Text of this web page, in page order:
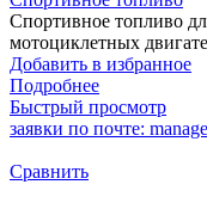
Спортивное топливо
мотоциклетных
Добавить в избранное
Подробнее
Быстрый просмотр
заявки по почте:
Сравнить